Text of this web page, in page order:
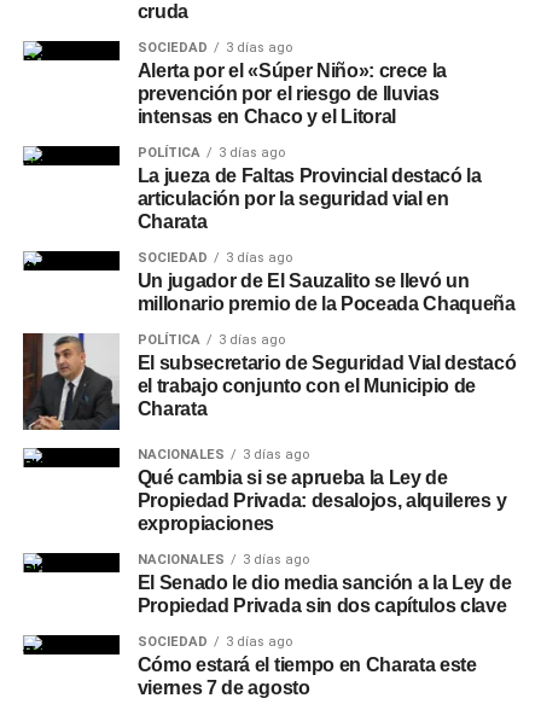
cruda
SOCIEDAD 3 días ago
Alerta por el «Súper Niño»: crece la
prevención por el riesgo de lluvias
intensas en Chaco y el Litoral
POLÍTICA 3 días ago
La jueza de Faltas Provincial destacó la
articulación por la seguridad vial en
Charata
SOCIEDAD 3 días ago
Un jugador de El Sauzalito se llevó un
millonario premio de la Poceada Chaqueña
POLÍTICA 3 días ago
El subsecretario de Seguridad Vial destacó
el trabajo conjunto con el Municipio de
Charata
NACIONALES 3 días ago
Qué cambia si se aprueba la Ley de
Propiedad Privada: desalojos, alquileres y
expropiaciones
NACIONALES 3 días ago
El Senado le dio media sanción a la Ley de
Propiedad Privada sin dos capítulos clave
SOCIEDAD 3 días ago
Cómo estará el tiempo en Charata este
viernes 7 de agosto